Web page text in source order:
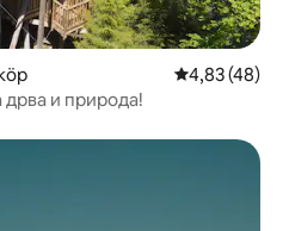
Просечна
4,83 (48)
дрва и природа!